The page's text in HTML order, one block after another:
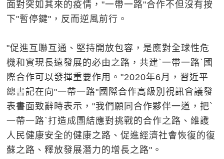
面對突如其來的疫情，"一帶一路"合作不但沒有按
下"暫停鍵"，反而逆風前行。
"促進互聯互通、堅持開放包容，是應對全球性危
機和實現長遠發展的必由之路，共建`一帶一路`國
際合作可以發揮重要作用。"2020年6月，習近平
總書記在向"一帶一路"國際合作高級別視訊會議發
表書面致辭時表示，"我們願同合作夥伴一道，把`
一帶一路`打造成團結應對挑戰的合作之路、維護
人民健康安全的健康之路、促進經濟社會恢復的復
蘇之路、釋放發展潛力的增長之路"。